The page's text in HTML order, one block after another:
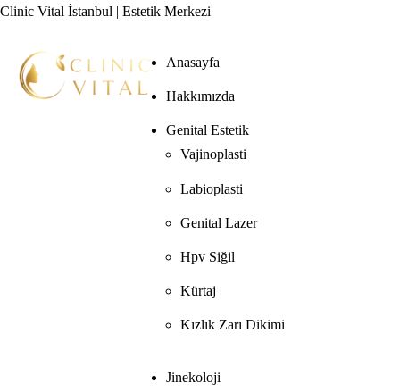
Clinic Vital İstanbul | Estetik Merkezi
Anasayfa
Hakkımızda
Genital Estetik
Vajinoplasti
Labioplasti
Genital Lazer
Hpv Siğil
Kürtaj
Kızlık Zarı Dikimi
Jinekoloji